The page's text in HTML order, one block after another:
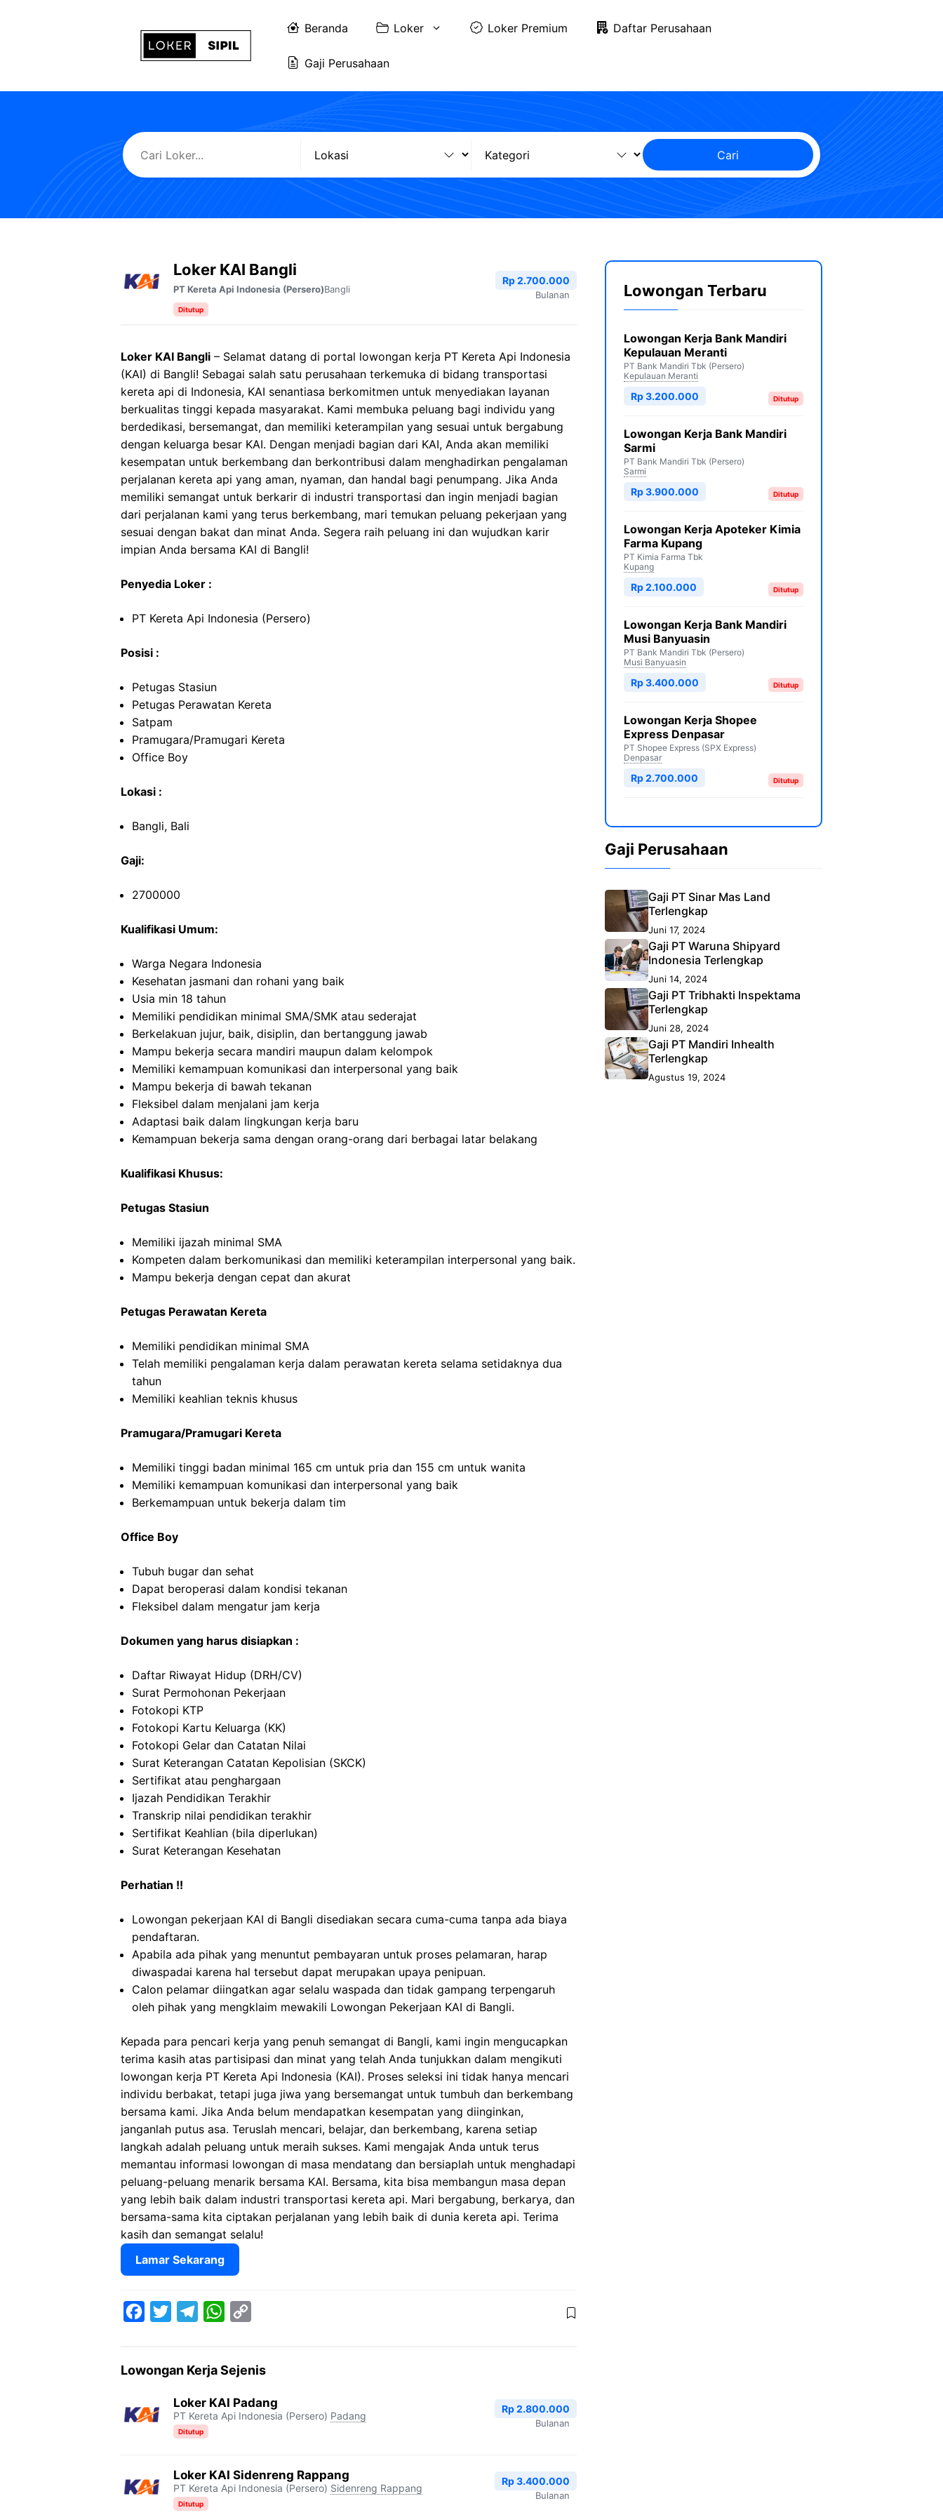
Beranda Loker Loker Premium Daftar Perusahaan
Gaji Perusahaan
Cari
Loker KAI Bangli
PT Kereta Api Indonesia (Persero)Bangli
Ditutup
Rp 2.700.000
Bulanan
Loker KAI Bangli – Selamat datang di portal lowongan kerja PT Kereta Api Indonesia
(KAI) di Bangli! Sebagai salah satu perusahaan terkemuka di bidang transportasi
kereta api di Indonesia, KAI senantiasa berkomitmen untuk menyediakan layanan
berkualitas tinggi kepada masyarakat. Kami membuka peluang bagi individu yang
berdedikasi, bersemangat, dan memiliki keterampilan yang sesuai untuk bergabung
dengan keluarga besar KAI. Dengan menjadi bagian dari KAI, Anda akan memiliki
kesempatan untuk berkembang dan berkontribusi dalam menghadirkan pengalaman
perjalanan kereta api yang aman, nyaman, dan handal bagi penumpang. Jika Anda
memiliki semangat untuk berkarir di industri transportasi dan ingin menjadi bagian
dari perjalanan kami yang terus berkembang, mari temukan peluang pekerjaan yang
sesuai dengan bakat dan minat Anda. Segera raih peluang ini dan wujudkan karir
impian Anda bersama KAI di Bangli!
Penyedia Loker :
PT Kereta Api Indonesia (Persero)
Posisi :
Petugas Stasiun
Petugas Perawatan Kereta
Satpam
Pramugara/Pramugari Kereta
Office Boy
Lokasi :
Bangli, Bali
Gaji:
2700000
Kualifikasi Umum:
Warga Negara Indonesia
Kesehatan jasmani dan rohani yang baik
Usia min 18 tahun
Memiliki pendidikan minimal SMA/SMK atau sederajat
Berkelakuan jujur, baik, disiplin, dan bertanggung jawab
Mampu bekerja secara mandiri maupun dalam kelompok
Memiliki kemampuan komunikasi dan interpersonal yang baik
Mampu bekerja di bawah tekanan
Fleksibel dalam menjalani jam kerja
Adaptasi baik dalam lingkungan kerja baru
Kemampuan bekerja sama dengan orang-orang dari berbagai latar belakang
Kualifikasi Khusus:
Petugas Stasiun
Memiliki ijazah minimal SMA
Kompeten dalam berkomunikasi dan memiliki keterampilan interpersonal yang baik.
Mampu bekerja dengan cepat dan akurat
Petugas Perawatan Kereta
Memiliki pendidikan minimal SMA
Telah memiliki pengalaman kerja dalam perawatan kereta selama setidaknya dua
tahun
Memiliki keahlian teknis khusus
Pramugara/Pramugari Kereta
Memiliki tinggi badan minimal 165 cm untuk pria dan 155 cm untuk wanita
Memiliki kemampuan komunikasi dan interpersonal yang baik
Berkemampuan untuk bekerja dalam tim
Office Boy
Tubuh bugar dan sehat
Dapat beroperasi dalam kondisi tekanan
Fleksibel dalam mengatur jam kerja
Dokumen yang harus disiapkan :
Daftar Riwayat Hidup (DRH/CV)
Surat Permohonan Pekerjaan
Fotokopi KTP
Fotokopi Kartu Keluarga (KK)
Fotokopi Gelar dan Catatan Nilai
Surat Keterangan Catatan Kepolisian (SKCK)
Sertifikat atau penghargaan
Ijazah Pendidikan Terakhir
Transkrip nilai pendidikan terakhir
Sertifikat Keahlian (bila diperlukan)
Surat Keterangan Kesehatan
Perhatian !!
Lowongan pekerjaan KAI di Bangli disediakan secara cuma-cuma tanpa ada biaya
pendaftaran.
Apabila ada pihak yang menuntut pembayaran untuk proses pelamaran, harap
diwaspadai karena hal tersebut dapat merupakan upaya penipuan.
Calon pelamar diingatkan agar selalu waspada dan tidak gampang terpengaruh
oleh pihak yang mengklaim mewakili Lowongan Pekerjaan KAI di Bangli.
Kepada para pencari kerja yang penuh semangat di Bangli, kami ingin mengucapkan
terima kasih atas partisipasi dan minat yang telah Anda tunjukkan dalam mengikuti
lowongan kerja PT Kereta Api Indonesia (KAI). Proses seleksi ini tidak hanya mencari
individu berbakat, tetapi juga jiwa yang bersemangat untuk tumbuh dan berkembang
bersama kami. Jika Anda belum mendapatkan kesempatan yang diinginkan,
janganlah putus asa. Teruslah mencari, belajar, dan berkembang, karena setiap
langkah adalah peluang untuk meraih sukses. Kami mengajak Anda untuk terus
memantau informasi lowongan di masa mendatang dan bersiaplah untuk menghadapi
peluang-peluang menarik bersama KAI. Bersama, kita bisa membangun masa depan
yang lebih baik dalam industri transportasi kereta api. Mari bergabung, berkarya, dan
bersama-sama kita ciptakan perjalanan yang lebih baik di dunia kereta api. Terima
kasih dan semangat selalu!
Lamar Sekarang
e
o
t
t
e
r
e
r
a
W
t
s
A
y
L
i
Lowongan Kerja Sejenis
Loker KAI Padang
PT Kereta Api Indonesia (Persero) Padang
Ditutup
Rp 2.800.000
Bulanan
Loker KAI Sidenreng Rappang
PT Kereta Api Indonesia (Persero) Sidenreng Rappang
Ditutup
Rp 3.400.000
Bulanan
Lowongan Terbaru
Lowongan Kerja Bank Mandiri
Kepulauan Meranti
PT Bank Mandiri Tbk (Persero)
Kepulauan Meranti
Ditutup
Rp 3.200.000
Lowongan Kerja Bank Mandiri
Sarmi
PT Bank Mandiri Tbk (Persero)
Sarmi
Ditutup
Rp 3.900.000
Lowongan Kerja Apoteker Kimia
Farma Kupang
PT Kimia Farma Tbk
Kupang
Ditutup
Rp 2.100.000
Lowongan Kerja Bank Mandiri
Musi Banyuasin
PT Bank Mandiri Tbk (Persero)
Musi Banyuasin
Ditutup
Rp 3.400.000
Lowongan Kerja Shopee
Express Denpasar
PT Shopee Express (SPX Express)
Denpasar
Ditutup
Rp 2.700.000
Gaji Perusahaan
Gaji PT Sinar Mas Land
Terlengkap
Juni 17, 2024
Gaji PT Waruna Shipyard
Indonesia Terlengkap
Juni 14, 2024
Gaji PT Tribhakti Inspektama
Terlengkap
Juni 28, 2024
Gaji PT Mandiri Inhealth
Terlengkap
Agustus 19, 2024